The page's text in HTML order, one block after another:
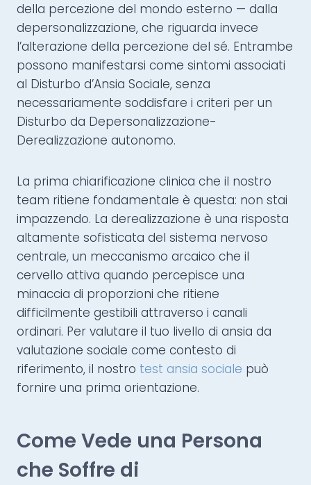
della percezione del mondo esterno — dalla
depersonalizzazione, che riguarda invece
l’alterazione della percezione del sé. Entrambe
possono manifestarsi come sintomi associati
al Disturbo d’Ansia Sociale, senza
necessariamente soddisfare i criteri per un
Disturbo da Depersonalizzazione-
Derealizzazione autonomo.
La prima chiarificazione clinica che il nostro
team ritiene fondamentale è questa: non stai
impazzendo. La derealizzazione è una risposta
altamente sofisticata del sistema nervoso
centrale, un meccanismo arcaico che il
cervello attiva quando percepisce una
minaccia di proporzioni che ritiene
difficilmente gestibili attraverso i canali
ordinari. Per valutare il tuo livello di ansia da
valutazione sociale come contesto di
riferimento, il nostro test ansia sociale può
fornire una prima orientazione.
Come Vede una Persona
che Soffre di